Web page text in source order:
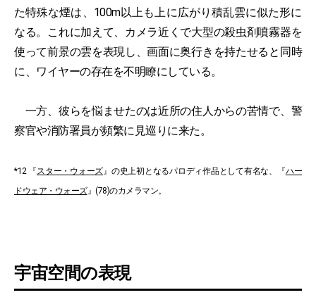
た特殊な煙は、100m以上も上に広がり積乱雲に似た形に
なる。これに加えて、カメラ近くで大型の殺虫剤噴霧器を
使って前景の雲を表現し、画面に奥行きを持たせると同時
に、ワイヤーの存在を不明瞭にしている。
一方、彼らを悩ませたのは近所の住人からの苦情で、警
察官や消防署員が頻繁に見巡りに来た。
*12 『 スター・ウォーズ 』の史上初となるパロディ作品として有名な、『ハー
ドウェア・ウォーズ』(78)のカメラマン。
宇宙空間の表現